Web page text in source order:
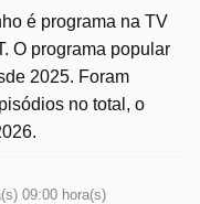
é programa na TV
O programa popular
2025. Foram
no total, o
09:00 hora(s)